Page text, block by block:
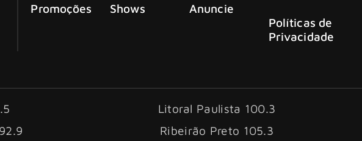
Promoções Shows Anuncie
Políticas de
Privacidade
Litoral Paulista 100.3
Ribeirão Preto 105.3